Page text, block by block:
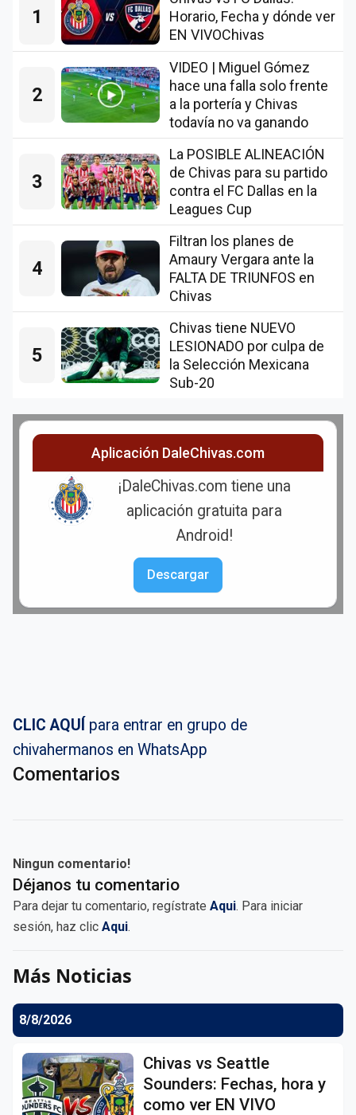
1
Horario, Fecha y dónde ver
EN VIVOChivas
2
VIDEO | Miguel Gómez
hace una falla solo frente
a la portería y Chivas
todavía no va ganando
3
La POSIBLE ALINEACIÓN
de Chivas para su partido
contra el FC Dallas en la
Leagues Cup
4
Filtran los planes de
Amaury Vergara ante la
FALTA DE TRIUNFOS en
Chivas
5
Chivas tiene NUEVO
LESIONADO por culpa de
la Selección Mexicana
Sub-20
Aplicación DaleChivas.com
¡DaleChivas.com tiene una
aplicación gratuita para
Android!
Descargar
CLIC AQUÍ para entrar en grupo de
chivahermanos en WhatsApp
Comentarios
Ningun comentario!
Déjanos tu comentario
Para dejar tu comentario, regístrate Aqui. Para iniciar
sesión, haz clic Aqui.
Más Noticias
8/8/2026
Chivas vs Seattle
Sounders: Fechas, hora y
como ver EN VIVO